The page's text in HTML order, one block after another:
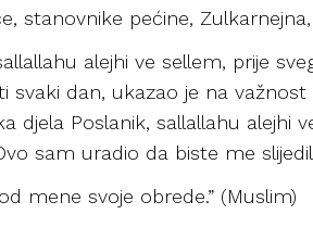
stanovnike pećine,
alejhi ve sellem, prije
svaki dan, ukazao je na
djela Poslanik, sallallahu
sam uradio da biste me
mene svoje obrede.” (Muslim)